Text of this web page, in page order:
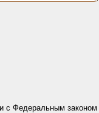
с Федеральным законом